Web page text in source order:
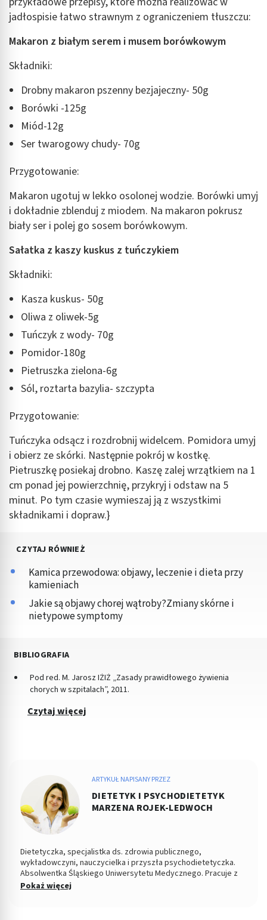
jadłospisie łatwo strawnym z ograniczeniem tłuszczu:
Makaron z białym serem i musem borówkowym
Składniki:
Drobny makaron pszenny bezjajeczny- 50g
Borówki -125g
Miód-12g
Ser twarogowy chudy- 70g
Przygotowanie:
Makaron ugotuj w lekko osolonej wodzie. Borówki umyj
i dokładnie zblenduj z miodem. Na makaron pokrusz
biały ser i polej go sosem borówkowym.
Sałatka z kaszy kuskus z tuńczykiem
Składniki:
Kasza kuskus- 50g
Oliwa z oliwek-5g
Tuńczyk z wody- 70g
Pomidor-180g
Pietruszka zielona-6g
Sól, roztarta bazylia- szczypta
Przygotowanie:
Tuńczyka odsącz i rozdrobnij widelcem. Pomidora umyj
i obierz ze skórki. Następnie pokrój w kostkę.
Pietruszkę posiekaj drobno. Kaszę zalej wrzątkiem na 1
cm ponad jej powierzchnię, przykryj i odstaw na 5
minut. Po tym czasie wymieszaj ją z wszystkimi
składnikami i dopraw.}
CZYTAJ RÓWNIEŻ
Kamica przewodowa: objawy, leczenie i dieta przy
kamieniach
Jakie są objawy chorej wątroby?Zmiany skórne i
nietypowe symptomy
BIBLIOGRAFIA
Pod red. M. Jarosz IŻIŻ „Zasady prawidłowego żywienia
chorych w szpitalach”, 2011.
Czytaj więcej
ARTYKUŁ NAPISANY PRZEZ
DIETETYK I PSYCHODIETETYK
MARZENA ROJEK-LEDWOCH
Dietetyczka, specjalistka ds. zdrowia publicznego,
wykładowczyni, nauczycielka i przyszła psychodietetyczka.
Absolwentka Śląskiego Uniwersytetu Medycznego. Pracuje z
pacjentami indywidualnymi od ponad dekady w gabinecie oraz
Pokaż więcej